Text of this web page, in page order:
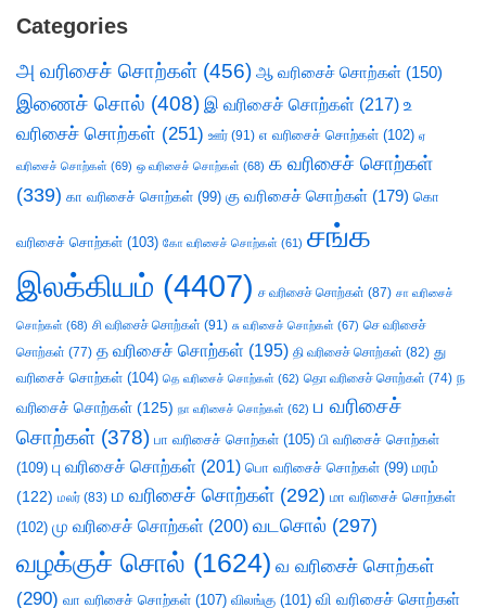
Categories
அ வரிசைச் சொற்கள் (456) ஆ வரிசைச் சொற்கள் (150)
இணைச் சொல் (408) இ வரிசைச் சொற்கள் (217) உ
வரிசைச் சொற்கள் (251) ஊர் (91) எ வரிசைச் சொற்கள் (102) ஏ
வரிசைச் சொற்கள் (69) ஒ வரிசைச் சொற்கள் (68) க வரிசைச் சொற்கள்
(339) கா வரிசைச் சொற்கள் (99) கு வரிசைச் சொற்கள் (179) கொ
வரிசைச் சொற்கள் (103) கோ வரிசைச் சொற்கள் (61) சங்க
இலக்கியம் (4407) ச வரிசைச் சொற்கள் (87) சா வரிசைச்
சொற்கள் (68) சி வரிசைச் சொற்கள் (91) சு வரிசைச் சொற்கள் (67) செ வரிசைச்
சொற்கள் (77) த வரிசைச் சொற்கள் (195) தி வரிசைச் சொற்கள் (82) து
வரிசைச் சொற்கள் (104) தெ வரிசைச் சொற்கள் (62) தொ வரிசைச் சொற்கள் (74) ந
வரிசைச் சொற்கள் (125) நா வரிசைச் சொற்கள் (62) ப வரிசைச்
சொற்கள் (378) பா வரிசைச் சொற்கள் (105) பி வரிசைச் சொற்கள்
(109) பு வரிசைச் சொற்கள் (201) பொ வரிசைச் சொற்கள் (99) மரம்
(122) மலர் (83) ம வரிசைச் சொற்கள் (292) மா வரிசைச் சொற்கள்
(102) மு வரிசைச் சொற்கள் (200) வடசொல் (297)
வழக்குச் சொல் (1624) வ வரிசைச் சொற்கள்
(290) வா வரிசைச் சொற்கள் (107) விலங்கு (101) வி வரிசைச் சொற்கள்